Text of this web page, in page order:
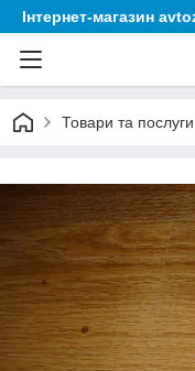
Інтернет-магазин
Товари та послуги